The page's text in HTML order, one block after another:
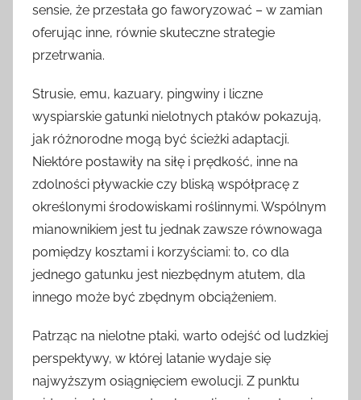
sensie, że przestała go faworyzować – w zamian
oferując inne, równie skuteczne strategie
przetrwania.
Strusie, emu, kazuary, pingwiny i liczne
wyspiarskie gatunki nielotnych ptaków pokazują,
jak różnorodne mogą być ścieżki adaptacji.
Niektóre postawiły na siłę i prędkość, inne na
zdolności pływackie czy bliską współpracę z
określonymi środowiskami roślinnymi. Wspólnym
mianownikiem jest tu jednak zawsze równowaga
pomiędzy kosztami i korzyściami: to, co dla
jednego gatunku jest niezbędnym atutem, dla
innego może być zbędnym obciążeniem.
Patrząc na nielotne ptaki, warto odejść od ludzkiej
perspektywy, w której latanie wydaje się
najwyższym osiągnięciem ewolucji. Z punktu